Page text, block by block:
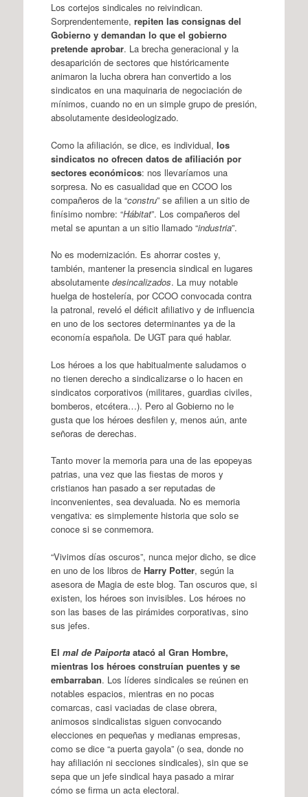
Los cortejos sindicales no reivindican.
Sorprendentemente, repiten las consignas del
Gobierno y demandan lo que el gobierno
pretende aprobar. La brecha generacional y la
desaparición de sectores que históricamente
animaron la lucha obrera han convertido a los
sindicatos en una maquinaria de negociación de
mínimos, cuando no en un simple grupo de presión,
absolutamente desideologizado.
Como la afiliación, se dice, es individual, los
sindicatos no ofrecen datos de afiliación por
sectores económicos: nos llevaríamos una
sorpresa. No es casualidad que en CCOO los
compañeros de la “constru” se afilien a un sitio de
finísimo nombre: “Hábitat”. Los compañeros del
metal se apuntan a un sitio llamado “industria”.
No es modernización. Es ahorrar costes y,
también, mantener la presencia sindical en lugares
absolutamente desincalizados. La muy notable
huelga de hostelería, por CCOO convocada contra
la patronal, reveló el déficit afiliativo y de influencia
en uno de los sectores determinantes ya de la
economía española. De UGT para qué hablar.
Los héroes a los que habitualmente saludamos o
no tienen derecho a sindicalizarse o lo hacen en
sindicatos corporativos (militares, guardias civiles,
bomberos, etcétera…). Pero al Gobierno no le
gusta que los héroes desfilen y, menos aún, ante
señoras de derechas.
Tanto mover la memoria para una de las epopeyas
patrias, una vez que las fiestas de moros y
cristianos han pasado a ser reputadas de
inconvenientes, sea devaluada. No es memoria
vengativa: es simplemente historia que solo se
conoce si se conmemora.
“Vivimos días oscuros”, nunca mejor dicho, se dice
en uno de los libros de Harry Potter, según la
asesora de Magia de este blog. Tan oscuros que, si
existen, los héroes son invisibles. Los héroes no
son las bases de las pirámides corporativas, sino
sus jefes.
El mal de Paiportaatacó al Gran Hombre,
mientras los héroes construían puentes y se
embarraban. Los líderes sindicales se reúnen en
notables espacios, mientras en no pocas
comarcas, casi vaciadas de clase obrera,
animosos sindicalistas siguen convocando
elecciones en pequeñas y medianas empresas,
como se dice “a puerta gayola” (o sea, donde no
hay afiliación ni secciones sindicales), sin que se
sepa que un jefe sindical haya pasado a mirar
cómo se firma un acta electoral.